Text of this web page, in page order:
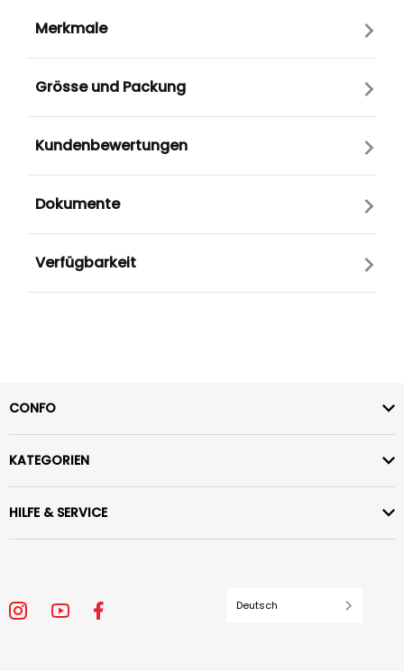
Merkmale
Grösse und Packung
Kundenbewertungen
Dokumente
Verfügbarkeit
CONFO
KATEGORIEN
HILFE & SERVICE
Deutsch